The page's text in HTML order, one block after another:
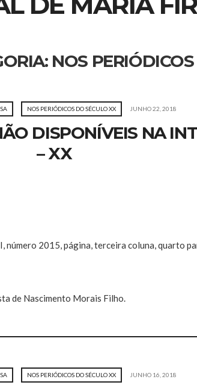
NOS
NOS PERIÓDICOS DO SÉCULO XX JUNHO 22, 2018
DISPONÍVEIS NA
– XX
número 2015, página, terceira coluna, quarto
de Nascimento Morais Filho.
NOS PERIÓDICOS DO SÉCULO XX JUNHO 16, 2018